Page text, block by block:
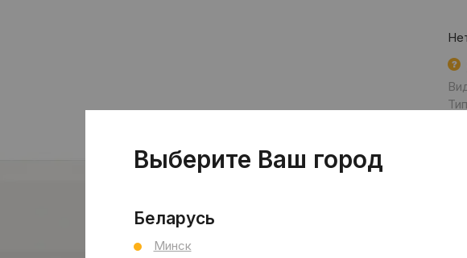
Выберите Ваш город
Беларусь
Минск